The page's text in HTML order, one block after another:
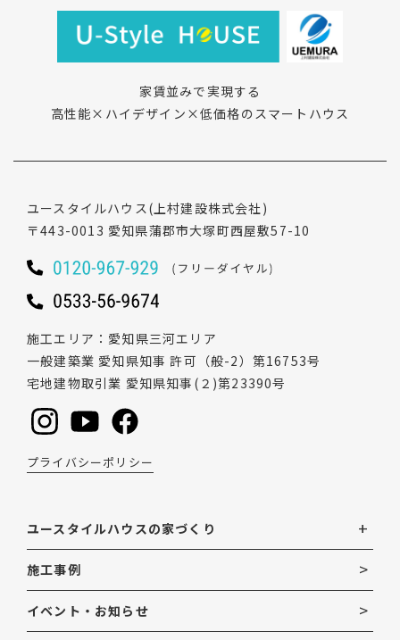
家賃並みで実現する
高性能×ハイデザイン×低価格のスマートハウス
ユースタイルハウス (上村建設株式会社)
〒443-0013 愛知県蒲郡市大塚町西屋敷57-10
施工エリア
愛知県三河エリア
一般建築業 愛知県知事 許可（般-2）第16753号
宅地建物取引業 愛知県知事(２)第23390号
プライバシーポリシー
ユースタイルハウスの家づくり
施工事例
イベント・お知らせ